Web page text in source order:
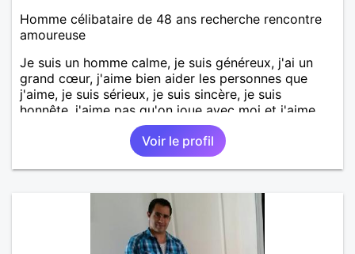
Homme célibataire de 48 ans recherche rencontre
amoureuse
Je suis un homme calme, je suis généreux, j'ai un
grand cœur, j'aime bien aider les personnes que
j'aime, je suis sérieux, je suis sincère, je suis
honnête, j'aime pas qu'on joue avec moi et j'aime
pas les mensonges. Je cherche une relation
amoureuse et sérieuse.Voir le profil